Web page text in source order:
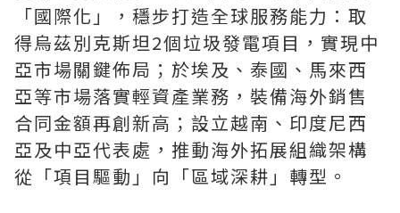
「國際化」，穩步打造全球服務能力：取
得烏茲別克斯坦2個垃圾發電項目，實現中
亞市場關鍵佈局；於埃及、泰國、馬來西
亞等市場落實輕資產業務，裝備海外銷售
合同金額再創新高；設立越南、印度尼西
亞及中亞代表處，推動海外拓展組織架構
從「項目驅動」向「區域深耕」轉型。